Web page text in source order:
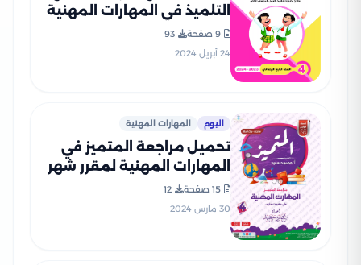
التلميذ في المهارات المهنية
للصف الرابع الابتدائي مع
إجاباتها النموذجية
9 صفحة
93
24 أبريل 2024
اليوم المهارات المهنية
تحميل مراجعة المتميز في
المهارات المهنية لمقرر شهر
مارس للصف الرابع الابتدائي
(شرح + بنك أسئلة)
15 صفحة
12
30 مارس 2024